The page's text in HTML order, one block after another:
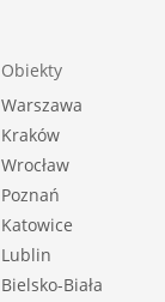
Obiekty
Warszawa
Kraków
Wrocław
Poznań
Katowice
Lublin
Bielsko-Biała